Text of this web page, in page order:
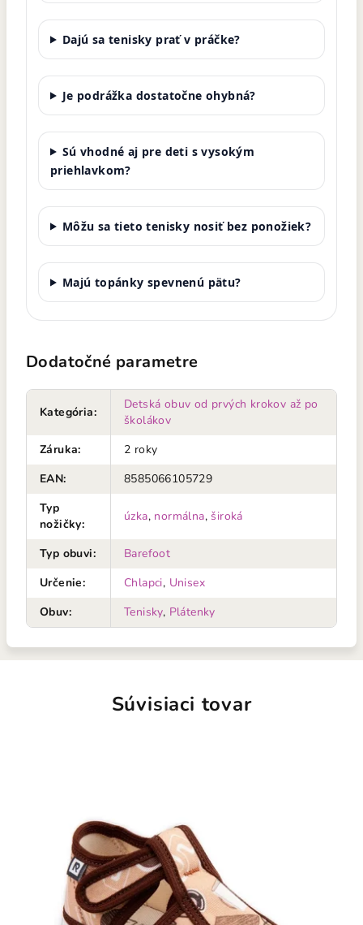
Dajú sa tenisky prať v práčke?
Je podrážka dostatočne ohybná?
Sú vhodné aj pre deti s vysokým
priehlavkom?
Môžu sa tieto tenisky nosiť bez ponožiek?
Majú topánky spevnenú pätu?
Dodatočné parametre
Kategória:
Detská obuv od prvých krokov až po
školákov
Záruka:
2 roky
EAN:
8585066105729
Typ
nožičky:
úzka, normálna, široká
Typ obuvi:
Barefoot
Určenie: Chlapci, Unisex
Obuv: Tenisky, Plátenky
Súvisiaci tovar